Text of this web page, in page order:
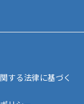
がございま
例外もあります)
商品との購入に
いても、通常と
をご確認くださ
する法律に基づく